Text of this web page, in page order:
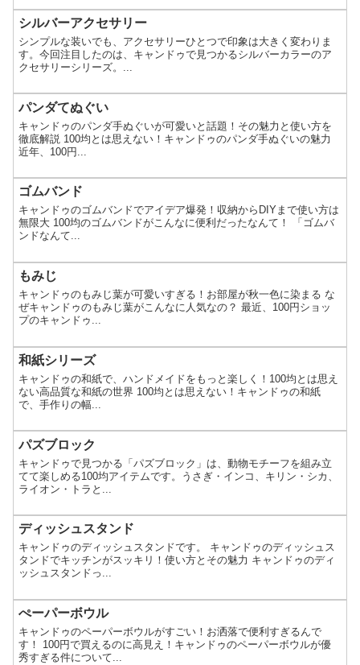
シルバーアクセサリー
シンプルな装いでも、アクセサリーひとつで印象は大きく変わりま
す。今回注目したのは、キャンドゥで見つかるシルバーカラーのア
クセサリーシリーズ。...
パンダてぬぐい
キャンドゥのパンダ手ぬぐいが可愛いと話題！その魅力と使い方を
徹底解説 100均とは思えない！キャンドゥのパンダ手ぬぐいの魅力
近年、100円...
ゴムバンド
キャンドゥのゴムバンドでアイデア爆発！収納からDIYまで使い方は
無限大 100均のゴムバンドがこんなに便利だったなんて！ 「ゴムバ
ンドなんて...
もみじ
キャンドゥのもみじ葉が可愛いすぎる！お部屋が秋一色に染まる な
ぜキャンドゥのもみじ葉がこんなに人気なの？ 最近、100円ショッ
プのキャンドゥ...
和紙シリーズ
キャンドゥの和紙で、ハンドメイドをもっと楽しく！100均とは思え
ない高品質な和紙の世界 100均とは思えない！キャンドゥの和紙
で、手作りの幅...
パズブロック
キャンドゥで見つかる「パズブロック」は、動物モチーフを組み立
てて楽しめる100均アイテムです。うさぎ・インコ、キリン・シカ、
ライオン・トラと...
ディッシュスタンド
キャンドゥのディッシュスタンドです。 キャンドゥのディッシュス
タンドでキッチンがスッキリ！使い方とその魅力 キャンドゥのディ
ッシュスタンドっ...
ぺーパーボウル
キャンドゥのペーパーボウルがすごい！お洒落で便利すぎるんで
す！ 100円で買えるのに高見え！キャンドゥのペーパーボウルが優
秀すぎる件について...